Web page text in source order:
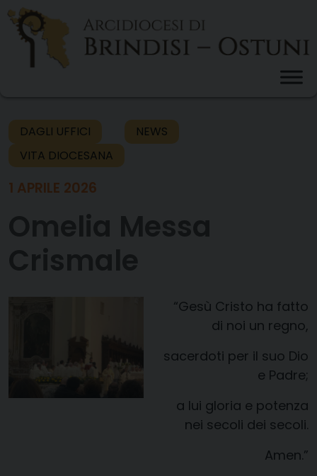
Skip
content
DAGLI UFFICI
NEWS
VITA DIOCESANA
1 APRILE 2026
“Gesù Cristo ha fatto
di noi un regno,
sacerdoti per il suo Dio
e Padre;
a lui gloria e potenza
nei secoli dei secoli.
Amen.”